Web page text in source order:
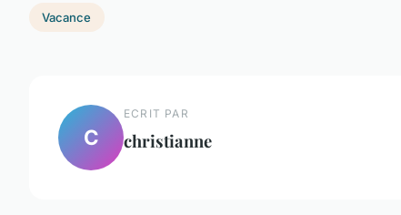
Vacance
C
ECRIT PAR
christianne